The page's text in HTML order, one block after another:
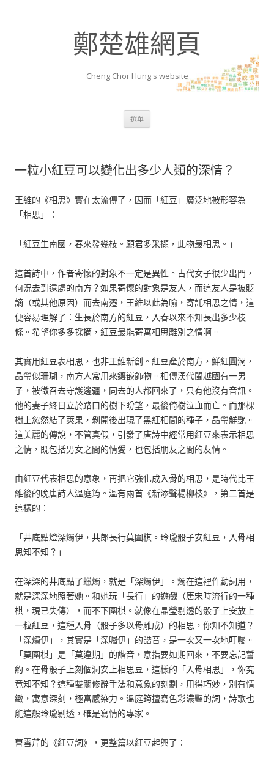
鄭楚雄網頁
Cheng Chor Hung's website
選單
一粒小紅豆可以變化出多少人類的深情？
王維的《相思》實在太流傳了，因而「紅豆」廣泛地被形容為
「相思」：
「紅豆生南國，春來發幾枝。願君多采擷，此物最相思。」
這首詩中，作者寄懷的對象不一定是異性。古代女子很少出門，
何況去到遠處的南方？如果寄懷的對象是友人，而這友人是被貶
謫（或其他原因）而去南遷，王維以此為喻，寄託相思之情，這
便容易理解了：生長於南方的紅豆，入春以來不知長出多少枝
條。希望你多多採摘，紅豆最能寄寓相思離別之情啊。
其實用紅豆表相思，也非王維新創。紅豆產於南方，鮮紅圓潤，
晶瑩似珊瑚，南方人常用來鑲嵌飾物。相傳漢代閩越國有一男
子，被徵召去守護邊疆，同去的人都回來了，只有他沒有音訊。
他的妻子終日立於路口的樹下盼望，最後倚樹泣血而亡。而那棵
樹上忽然結了莢果，剝開後出現了黑紅相間的種子，晶瑩鮮艷。
這美麗的傳說，不管真假，引發了唐詩中經常用紅豆來表示相思
之情，既包括男女之間的情愛，也包括朋友之間的友情。
由紅豆代表相思的意象，再把它強化成入骨的相思，是時代比王
維後的晚唐詩人溫庭筠。溫有兩首《新添聲楊柳枝》，第二首是
這樣的：
「井底點燈深燭伊，共郎長行莫圍棋。玲瓏骰子安紅豆，入骨相
思知不知？」
在深深的井底點了蠟燭，就是「深燭伊」。燭在這裡作動詞用，
就是深深地照著她。和她玩「長行」的遊戲（唐宋時流行的一種
棋，現已失傳），而不下圍棋。就像在晶瑩剔透的骰子上安放上
一粒紅豆，這種入骨（骰子多以骨雕成）的相思，你知不知道？
「深燭伊」，其實是「深囑伊」的諧音，是一次又一次地叮囑。
「莫圍棋」是「莫違期」的諧音，意指要如期回來，不要忘記誓
約。在骨骰子上刻個洞安上相思豆，這樣的「入骨相思」，你究
竟知不知？這種雙關修辭手法和意象的刻劃，用得巧妙，別有情
緻，寓意深刻，極富感染力。溫庭筠擅寫色彩濃豔的詞，詩歌也
能這般玲瓏剔透，確是寫情的專家。
曹雪芹的《紅豆詞》，更整篇以紅豆起興了：